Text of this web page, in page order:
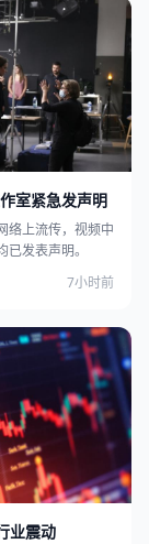
室紧急发声明
络上流传，视频中
发表声明。
7小时前
业震动